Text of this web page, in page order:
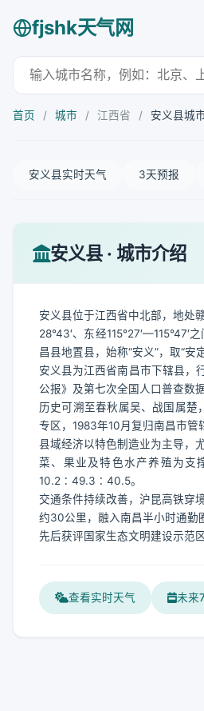
fjshk天气网
首页 / 城市 / 江西省 / 安义县城
安义县实时天气 3天预报
安义县 · 城市介绍
安义县位于江西省中北部，地处
28°43′、东经
昌县地置县，始称“安义”，取“安
安义县为江西省南昌市下辖县，
公报》及第七次全国人口普查数
历史可溯至春秋属吴、战国属楚
专区，1983年10月复归南昌市管
县域经济以特色制造业为主导，
菜、果业及特色水产养殖为支
10.2∶49.3∶40.5。
交通条件持续改善，沪昆高铁穿
约30公里，融入南昌半小时通勤
先后获评国家生态文明建设示范
查看实时天气 未来